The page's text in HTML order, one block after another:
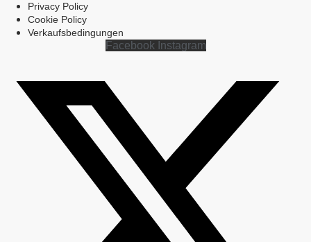
Privacy Policy
Cookie Policy
Verkaufsbedingungen
Facebook Instagram